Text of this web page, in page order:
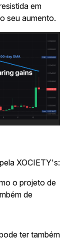
em
seu aumento.
XOCIETY's:
o projeto de
de
ter também